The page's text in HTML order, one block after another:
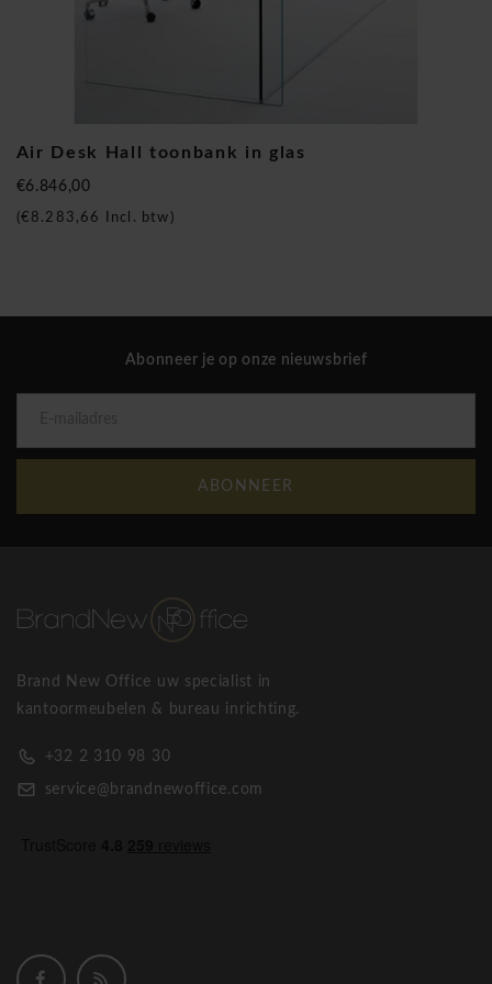
Gallotti & Radice Air desk receptiedesk
Air Desk Hall toonbank in glas
€6.846,00
(€8.283,66 Incl. btw)
Abonneer je op onze nieuwsbrief
ABONNEER
Brand New Office uw specialist in
kantoormeubelen & bureau inrichting.
+32 2 310 98 30
service@brandnewoffice.com